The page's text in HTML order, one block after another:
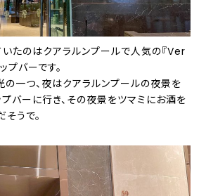
たのはクアラルンプールで人気の『Ver
プバーです。
の一つ、夜はクアラルンプールの夜景を
バーに行き、その夜景をツマミにお酒を
うで。